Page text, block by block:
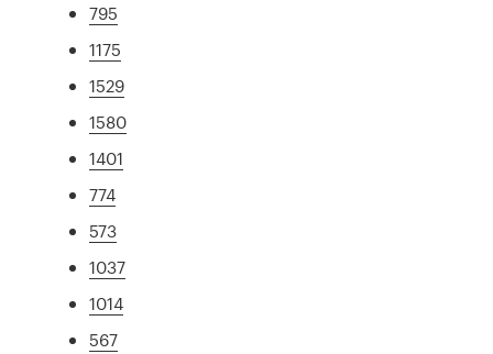
795
1175
1529
1580
1401
774
573
1037
1014
567